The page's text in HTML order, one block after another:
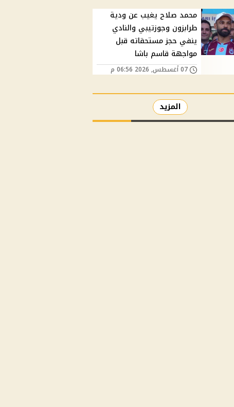
محمد صلاح يغيب عن ودية
طرابزون وجوزتيبي والنادي
ينفي حجز مستحقاته قبل
مواجهة قاسم باشا
07 أغسطس, 2026 06:56 م
المزيد